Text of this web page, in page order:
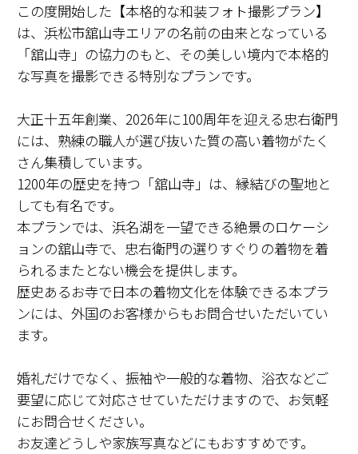
この度開始した【本格的な和装フォト撮影プラン】
は、浜松市舘山寺エリアの名前の由来となっている
「舘山寺」の協力のもと、その美しい境内で本格的
な写真を撮影できる特別なプランです。
大正十五年創業、2026年に100周年を迎える忠右衛門
には、熟練の職人が選び抜いた質の高い着物がたく
さん集積しています。
1200年の歴史を持つ「舘山寺」は、縁結びの聖地と
しても有名です。
本プランでは、浜名湖を一望できる絶景のロケーシ
ョンの舘山寺で、忠右衛門の選りすぐりの着物を着
られるまたとない機会を提供します。
歴史あるお寺で日本の着物文化を体験できる本プラ
ンには、外国のお客様からもお問合せいただいてい
ます。
婚礼だけでなく、振袖や一般的な着物、浴衣などご
要望に応じて対応させていただけますので、お気軽
にお問合せください。
お友達どうしや家族写真などにもおすすめです。